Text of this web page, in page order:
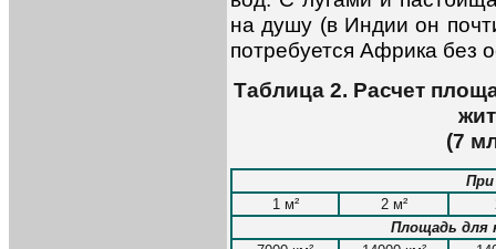
на душу (в Индии он
потребуется Африка без
Таблица 2. Расчет
(7
1 м²
2 м²
Площадь для